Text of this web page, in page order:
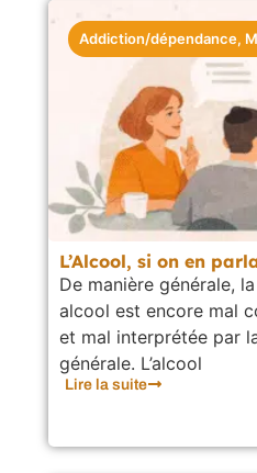
Addiction/dépendance,
L’Alcool, si on en
De manière générale,
alcool est encore mal
et mal interprétée par
générale. L’alcool
Lire la suite